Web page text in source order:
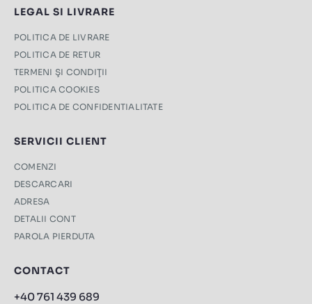
LEGAL SI LIVRARE
POLITICA DE LIVRARE
POLITICA DE RETUR
TERMENI ŞI CONDIŢII
POLITICA COOKIES
POLITICA DE CONFIDENTIALITATE
SERVICII CLIENT
COMENZI
DESCARCARI
ADRESA
DETALII CONT
PAROLA PIERDUTA
CONTACT
+40 761 439 689